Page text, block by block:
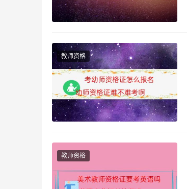
教师资格
教师资格